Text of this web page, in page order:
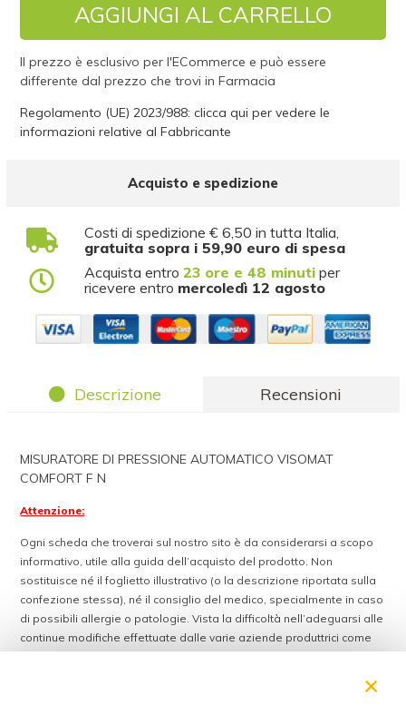
AGGIUNGI AL CARRELLO
Il prezzo è esclusivo per l'ECommerce e può essere
differente dal prezzo che trovi in Farmacia
Regolamento (UE) 2023/988: clicca qui per vedere le
informazioni relative al Fabbricante
Acquisto e spedizione
Costi di spedizione € 6,50 in tutta Italia,
gratuita sopra i 59,90 euro di spesa
Acquista entro23 ore e 48 minuti per
ricevere entro mercoledì 12 agosto
Descrizione Recensioni
MISURATORE DI PRESSIONE AUTOMATICO VISOMAT
COMFORT F N
Attenzione:
Ogni scheda che troverai sul nostro sito è da considerarsi a scopo
informativo, utile alla guida dell’acquisto del prodotto. Non
sostituisce né il foglietto illustrativo (o la descrizione riportata sulla
confezione stessa), né il consiglio del medico, specialmente in caso
di possibili allergie o patologie. Vista la difficoltà nell’adeguarsi alle
continue modifiche effettuate dalle varie aziende produttrici come
×